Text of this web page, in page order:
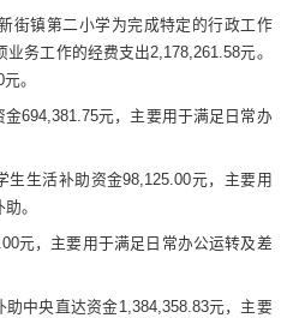
街镇第二小学 为完成特定的行政工作
业务工作的经费支出2,178,261.58元。
元。
金694,381.75元，主要用于满足日常办
生生活补助资金98,125.00元，主要用
。
元， 主要用于满足日常办公运转及差
助中央直达资金1,384,358.83元， 主要